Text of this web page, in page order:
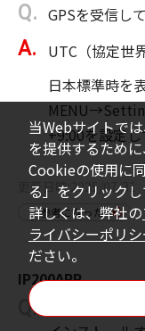
GPSを受信し
UTC（協定世
日本標準時を
+9:00を設定
更新日時 2025/07/31
参考になった
IP200APP
スマートフ
当Webサイトで
を提供するため
Cookieの使用に
る」をクリックし
詳しくは、弊社の
ライバシーポリシ
ださい。